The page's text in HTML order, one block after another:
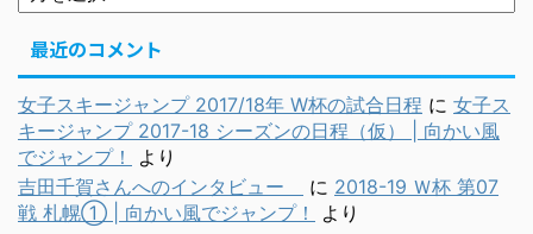
最近のコメント
女子スキージャンプ 2017/18年 W杯の試合日程 に 女子ス
キージャンプ 2017-18 シーズンの日程（仮） | 向かい風
でジャンプ！
より
吉田千賀さんへのインタビュー
に 2018-19 Ｗ杯 第07
戦 札幌① | 向かい風でジャンプ！
より